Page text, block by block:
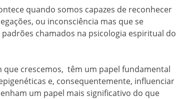
quando somos capazes de reconhecer
ou inconsciência mas que se
chamados na psicologia espiritual do
que crescemos, têm um papel fundamental
e, consequentemente, influenciar
um papel mais significativo do que